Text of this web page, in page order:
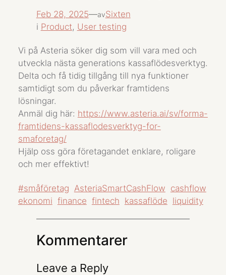
Feb 28, 2025—avSixten
i Product, User testing
Vi på Asteria söker dig som vill vara med och
utveckla nästa generations kassaflödesverktyg.
Delta och få tidig tillgång till nya funktioner
samtidigt som du påverkar framtidens
lösningar.
Anmäl dig här: https://www.asteria.ai/sv/forma-
framtidens-kassaflodesverktyg-for-
smaforetag/
Hjälp oss göra företagandet enklare, roligare
och mer effektivt!
#småföretag AsteriaSmartCashFlow cashflow
ekonomi finance fintech kassaflöde liquidity
Kommentarer
Leave a Reply